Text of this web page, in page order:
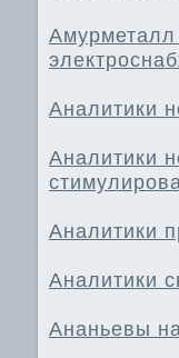
Амурметалл
Аналитики
Аналитики
Аналитики
Аналитики
Ананьевы